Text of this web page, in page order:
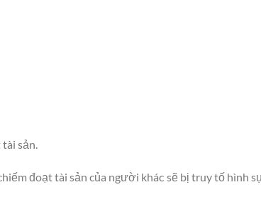
sản.
đoạt tài sản của người khác sẽ bị truy tố hình